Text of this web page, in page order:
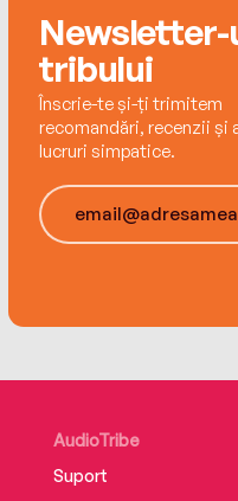
Newsletter-
tribului
Înscrie-te și-ți trimitem
recomandări, recenzii și
lucruri simpatice.
AudioTribe
Suport